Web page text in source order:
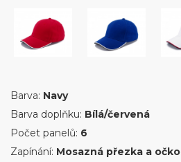
Barva: Navy
Barva doplňku: Bílá/červená
Počet panelů: 6
Zapínání: Mosazná přezka a očko